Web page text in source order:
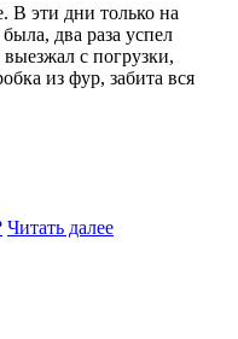
В эти дни только на
два раза успел
с погрузки,
из фур, забита вся
Читать далее